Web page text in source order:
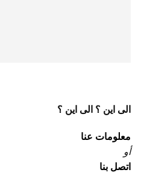
الى اين ؟ الى اين ؟
معلومات عنا
أو
اتصل بنا